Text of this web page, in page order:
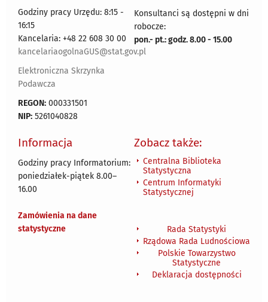
Godziny pracy Urzędu: 8:15 -
16:15
Kancelaria: +48 22 608 30 00
kancelariaogolnaGUS@stat.gov.pl
Elektroniczna Skrzynka
Podawcza
REGON: 000331501
NIP: 5261040828
Konsultanci są dostępni w dni
robocze:
pon.- pt.: godz. 8.00 - 15.00
Informacja
Godziny pracy Informatorium:
poniedziałek-piątek 8.00–
16.00
Zamówienia na dane
statystyczne
Zobacz także:
Centralna Biblioteka
Statystyczna
Centrum Informatyki
Statystycznej
Rada Statystyki
Rządowa Rada Ludnościowa
Polskie Towarzystwo
Statystyczne
Deklaracja dostępności